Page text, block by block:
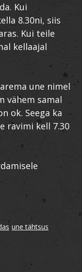
Kui
8.30ni, siis
Kui teile
kellaajal
une nimel
vähem samal
ok. Seega ka
ravimi kell 7.30
une tähtsus